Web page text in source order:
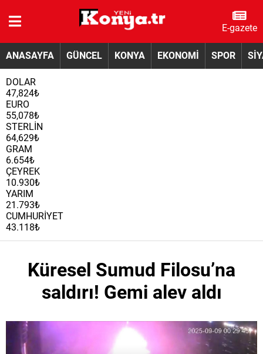
E-gazete
ANASAYFA GÜNCEL KONYA EKONOMİ SPOR
DOLAR
47,824₺
EURO
55,078₺
STERLİN
64,629₺
GRAM
6.654₺
ÇEYREK
10.930₺
YARIM
21.793₺
CUMHURİYET
43.118₺
Küresel Sumud Filosu’na
saldırı! Gemi alev aldı